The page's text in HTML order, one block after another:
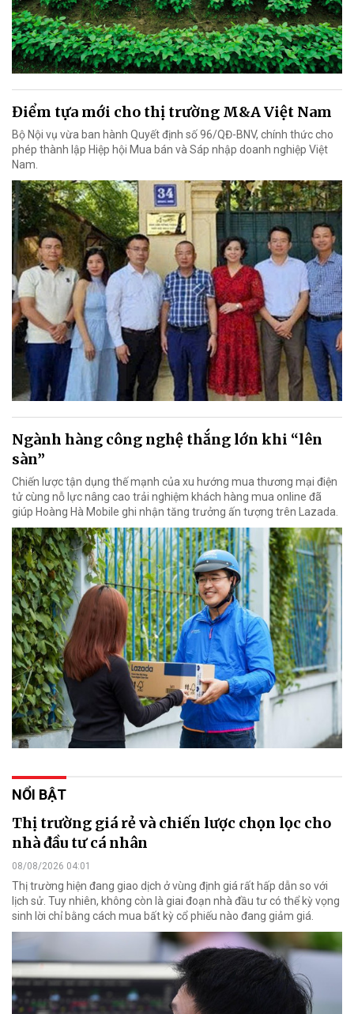
Điểm tựa mới cho thị trường M&A Việt Nam
Bộ Nội vụ vừa ban hành Quyết định số 96/QĐ-BNV, chính thức cho
phép thành lập Hiệp hội Mua bán và Sáp nhập doanh nghiệp Việt
Nam.
Ngành hàng công nghệ thắng lớn khi “lên
sàn”
Chiến lược tận dụng thế mạnh của xu hướng mua thương mại điện
tử cùng nỗ lực nâng cao trải nghiệm khách hàng mua online đã
giúp Hoàng Hà Mobile ghi nhận tăng trưởng ấn tượng trên Lazada.
NỔI BẬT
Thị trường giá rẻ và chiến lược chọn lọc cho
nhà đầu tư cá nhân
08/08/2026 04:01
Thị trường hiện đang giao dịch ở vùng định giá rất hấp dẫn so với
lịch sử. Tuy nhiên, không còn là giai đoạn nhà đầu tư có thể kỳ vọng
sinh lời chỉ bằng cách mua bất kỳ cổ phiếu nào đang giảm giá.